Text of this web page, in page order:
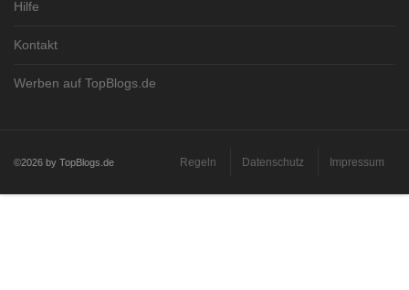
Hilfe
Kontakt
Werben auf TopBlogs.de
©2026 by TopBlogs.de Regeln Datenschutz Impressum